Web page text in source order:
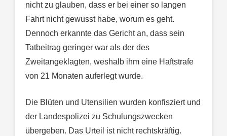
nicht zu glauben, dass er bei einer so langen
Fahrt nicht gewusst habe, worum es geht.
Dennoch erkannte das Gericht an, dass sein
Tatbeitrag geringer war als der des
Zweitangeklagten, weshalb ihm eine Haftstrafe
von 21 Monaten auferlegt wurde.
Die Blüten und Utensilien wurden konfisziert und
der Landespolizei zu Schulungszwecken
übergeben. Das Urteil ist nicht rechtskräftig.